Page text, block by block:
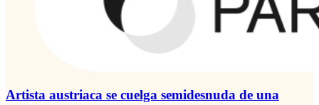
Artista austriaca se cuelga semidesnuda de una